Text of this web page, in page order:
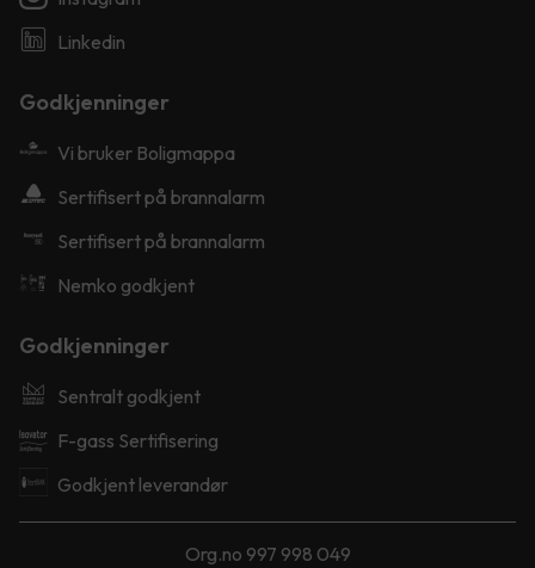
Linkedin
Godkjenninger
Vi bruker Boligmappa
Sertifisert på brannalarm
Sertifisert på brannalarm
Nemko godkjent
Godkjenninger
Sentralt godkjent
F-gass Sertifisering
Godkjent leverandør
Org.no 997 998 049